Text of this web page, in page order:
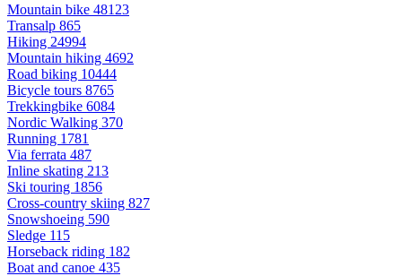
Mountain bike 48123
Transalp 865
Hiking 24994
Mountain hiking 4692
Road biking 10444
Bicycle tours 8765
Trekkingbike 6084
Nordic Walking 370
Running 1781
Via ferrata 487
Inline skating 213
Ski touring 1856
Cross-country skiing 827
Snowshoeing 590
Sledge 115
Horseback riding 182
Boat and canoe 435